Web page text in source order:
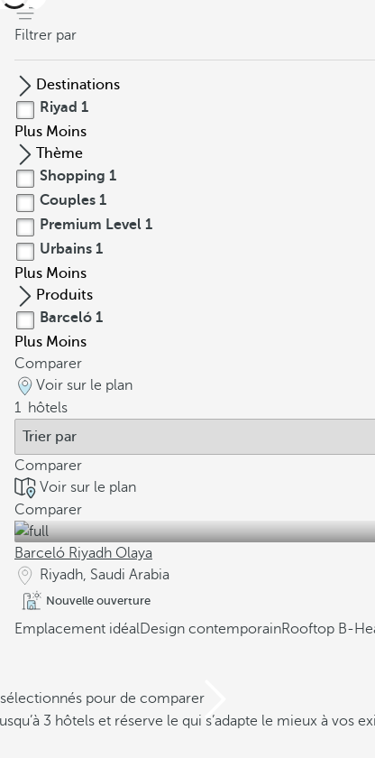
Filtrer par
Destinations
Riyad 1
Plus Moins
Thème
Shopping 1
Couples 1
Premium Level 1
Urbains 1
Plus Moins
Produits
Barceló 1
Plus Moins
Comparer
Voir sur le plan
1 hôtels
Comparer
Voir sur le plan
Comparer
Barceló Riyadh Olaya
Riyadh, Saudi Arabia
Nouvelle ouverture
Emplacement idéalDesign contemporainRooftop B-
pour de comparer
3 hôtels et réserve le qui s’adapte le mieux à vos